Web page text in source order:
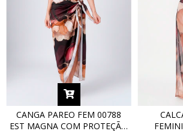
CANGA PAREO FEM 00788
EST MAGNA COM PROTEÇÃO